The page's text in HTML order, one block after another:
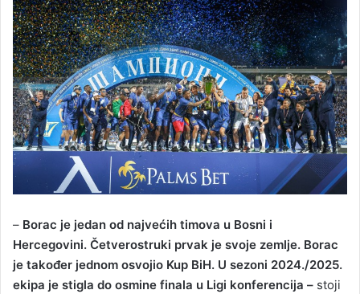
– Borac je jedan od najvećih timova u Bosni i
Hercegovini. Četverostruki prvak je svoje zemlje. Borac
je također jednom osvojio Kup BiH. U sezoni 2024./2025.
ekipa je stigla do osmine finala u Ligi konferencija – stoji